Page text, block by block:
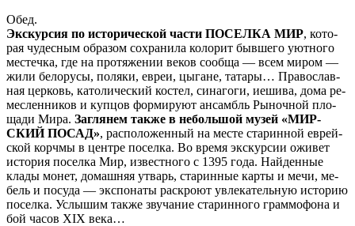
Обед.
Экс­кур­сия по ис­то­ри­че­ской ча­сти ПО­СЕЛКА МИР, ко­то­
рая чу­дес­ным об­ра­зом со­хра­ни­ла ко­ло­рит быв­ше­го уют­но­го
ме­с­теч­ка, где на про­тя­же­нии ве­ков со­об­ща — всем ми­ром —
жи­ли бе­ло­ру­сы, по­ля­ки, евреи, цы­га­не, та­та­ры… Пра­во­слав­
ная цер­ковь, ка­то­ли­че­ский ко­стел, си­на­го­ги, ие­ши­ва, до­ма ре­
мес­лен­ни­ков и куп­цов фор­ми­ру­ют ан­самбль Рыночной пло­
ща­ди Мира. Заглянем так­же в не­боль­шой му­зей «МИР­
СКИЙ ПОСАД», рас­по­ло­жен­ный на ме­сте ста­рин­ной ев­рей­
ской корч­мы в цен­тре поселка. Во вре­мя экс­кур­сии оживет
ис­то­рия поселка Мир, из­вест­но­го с 1395 го­да. Найденные
клады монет, домашняя утварь, ста­рин­ные карты и мечи, ме­
бель и посуда — экс­по­на­ты раскроют увлекательную ис­то­рию
поселка. Услышим так­же звучание ста­рин­но­го граммофона и
бой ча­сов XIX ве­ка…